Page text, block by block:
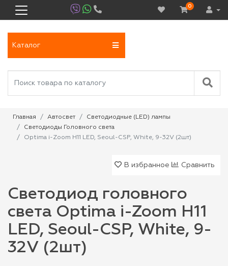
0
Каталог
Главная Автосвет
Светодиодные (LED) лампы
Светодиоды Головного света
Optima i-Zoom H11 LED, Seoul-CSP, White, 9-32V (2шт)
В избранное Сравнить
Светодиод головного
света Optima i-Zoom H11
LED, Seoul-CSP, White, 9-
32V (2шт)